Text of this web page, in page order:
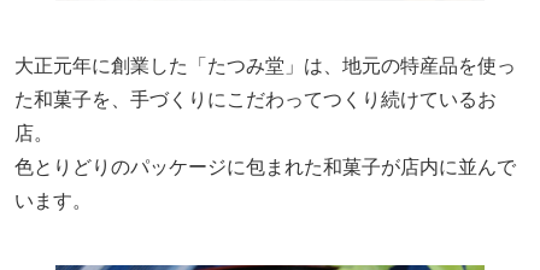
大正元年に創業した「たつみ堂」は、地元の特産品を使っ
た和菓子を、手づくりにこだわってつくり続けているお
店。
色とりどりのパッケージに包まれた和菓子が店内に並んで
います。